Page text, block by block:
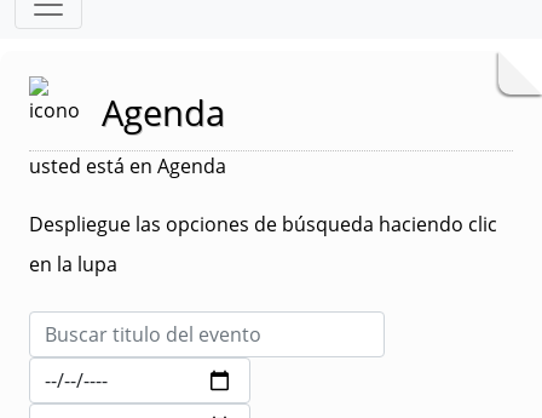
Agenda
usted está en Agenda
Despliegue las opciones de búsqueda haciendo clic
en la lupa